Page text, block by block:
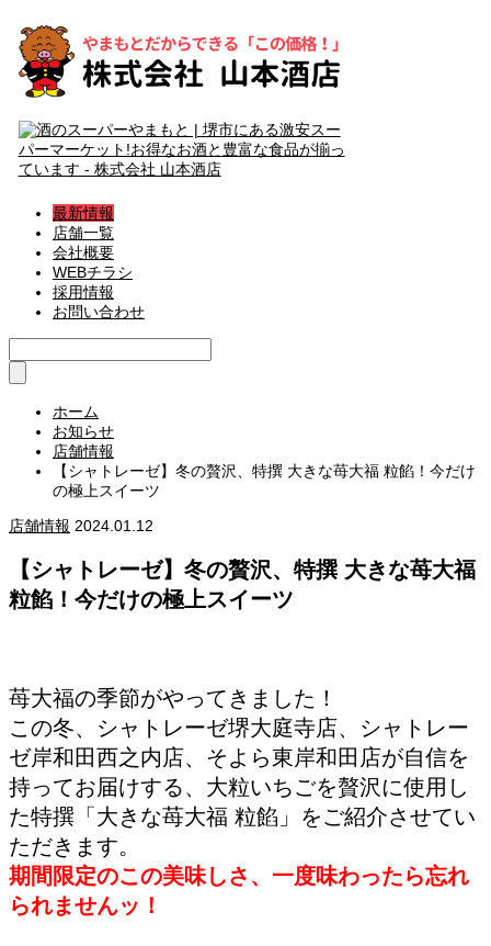
最新情報
店舗一覧
会社概要
WEBチラシ
採用情報
お問い合わせ
ホーム
お知らせ
店舗情報
【シャトレーゼ】冬の贅沢、特撰 大きな苺大福 粒餡！今だけ
の極上スイーツ
店舗情報 2024.01.12
【シャトレーゼ】冬の贅沢、特撰 大きな苺大福
粒餡！今だけの極上スイーツ
苺大福の季節がやってきました！
この冬、シャトレーゼ堺大庭寺店、シャトレー
ゼ岸和田西之内店、そよら東岸和田店が自信を
持ってお届けする、大粒いちごを贅沢に使用し
た特撰「大きな苺大福 粒餡」をご紹介させてい
ただきます。
期間限定のこの美味しさ、一度味わったら忘れ
られませんッ！